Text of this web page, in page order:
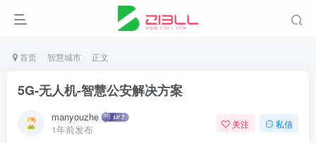
首页 智慧城市 正文
5G-无人机-智慧公安解决方案
manyouzhe
1年前发布
关注 私信